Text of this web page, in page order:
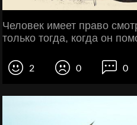
Человек имеет право
только тогда, когда он
2 0 0